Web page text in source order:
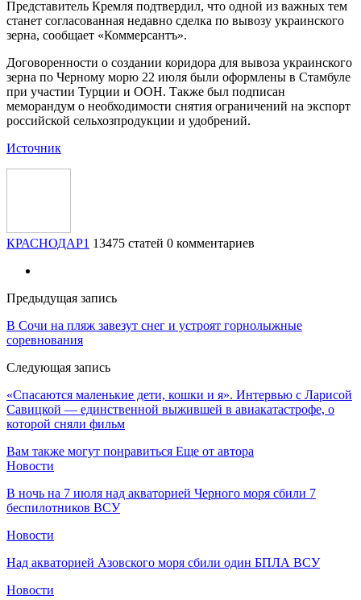
Представитель Кремля подтвердил, что одной из важных тем
станет согласованная недавно сделка по вывозу украинского
зерна, сообщает «Коммерсантъ».
Договоренности о создании коридора для вывоза украинского
зерна по Черному морю 22 июля были оформлены в Стамбуле
при участии Турции и ООН. Также был подписан
меморандум о необходимости снятия ограничений на экспорт
российской сельхозпродукции и удобрений.
Источник
КРАСНОДАР1 13475 статей 0 комментариев
Предыдущая запись
​В Сочи на пляж завезут снег и устроят горнолыжные
соревнования
Следующая запись
«Спасаются маленькие дети, кошки и я». Интервью с Ларисой
Савицкой — единственной выжившей в авиакатастрофе, о
которой сняли фильм
Вам также могут понравиться Еще от автора
Новости
В ночь на 7 июля над акваторией Черного моря сбили 7
беспилотников ВСУ
Новости
Над акваторией Азовского моря сбили один БПЛА ВСУ
Новости